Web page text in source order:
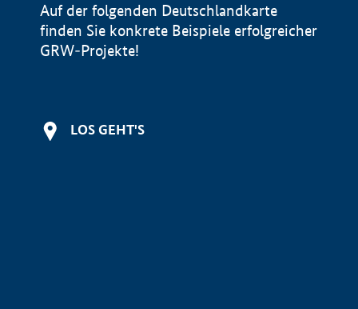
Auf der folgenden Deutschlandkarte
finden Sie konkrete Beispiele erfolgreicher
GRW-Projekte!
LOS GEHT'S